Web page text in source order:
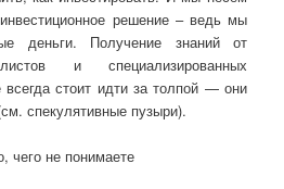
решение – ведь мы
деньги. Получение знаний от
и специализированных
всегда стоит идти за толпой — они
спекулятивные пузыри).
чего не понимаете